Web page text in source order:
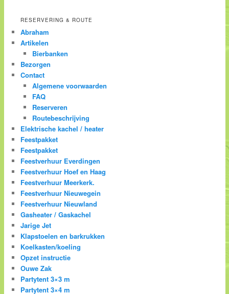
RESERVERING & ROUTE
Abraham
Artikelen
Bierbanken
Bezorgen
Contact
Algemene voorwaarden
FAQ
Reserveren
Routebeschrijving
Elektrische kachel / heater
Feestpakket
Feestpakket
Feestverhuur Everdingen
Feestverhuur Hoef en Haag
Feestverhuur Meerkerk.
Feestverhuur Nieuwegein
Feestverhuur Nieuwland
Gasheater / Gaskachel
Jarige Jet
Klapstoelen en barkrukken
Koelkasten/koeling
Opzet instructie
Ouwe Zak
Partytent 3×3 m
Partytent 3×4 m